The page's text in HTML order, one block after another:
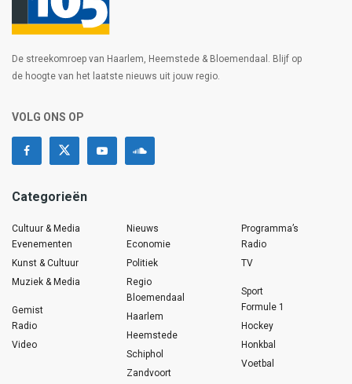
De streekomroep van Haarlem, Heemstede & Bloemendaal. Blijf op
de hoogte van het laatste nieuws uit jouw regio.
VOLG ONS OP
Categorieën
Cultuur & Media
Evenementen
Kunst & Cultuur
Muziek & Media
Gemist
Radio
Video
Nieuws
Economie
Politiek
Regio
Bloemendaal
Haarlem
Heemstede
Schiphol
Zandvoort
Programma’s
Radio
TV
Sport
Formule 1
Hockey
Honkbal
Voetbal